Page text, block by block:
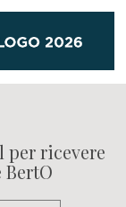
ricevere